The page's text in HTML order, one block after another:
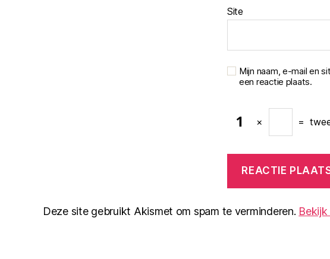
Site
Mijn naam, e-mail en
een reactie plaats.
× =
Deze site gebruikt Akismet om spam te verminderen.